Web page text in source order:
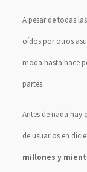
A pesar de todas
oídos por otros
moda hasta hace
partes.
Antes de nada hay
de usuarios en
millones y